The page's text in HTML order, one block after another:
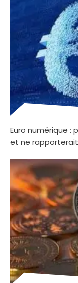
Euro numérique :
et ne